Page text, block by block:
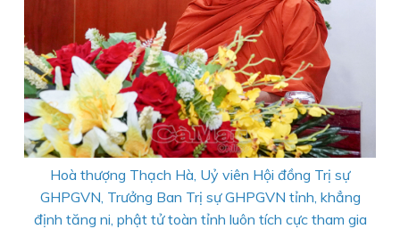
Hoà thượng Thạch Hà, Uỷ viên Hội đồng Trị sự
GHPGVN, Trưởng Ban Trị sự GHPGVN tỉnh, khẳng
định tăng ni, phật tử toàn tỉnh luôn tích cực tham gia